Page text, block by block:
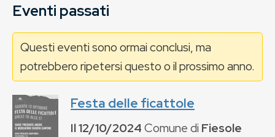
Eventi passati
Questi eventi sono ormai conclusi, ma
potrebbero ripetersi questo o il prossimo anno.
Festa delle ficattole
Il12/10/2024Comune di Fiesole